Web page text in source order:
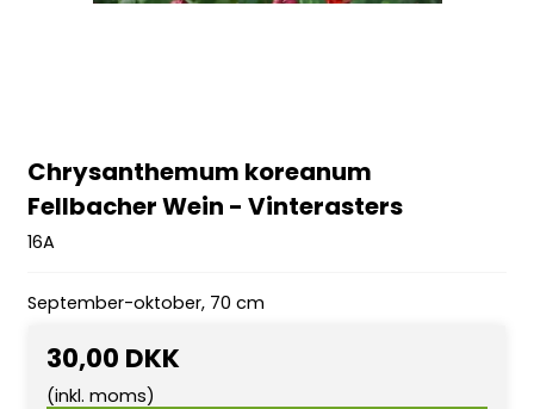
Chrysanthemum koreanum
Fellbacher Wein - Vinterasters
16A
September-oktober, 70 cm
30,00 DKK
(inkl. moms)